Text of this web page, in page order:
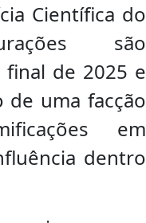
Científica do
são
final de 2025 e
de uma facção
em
dentro